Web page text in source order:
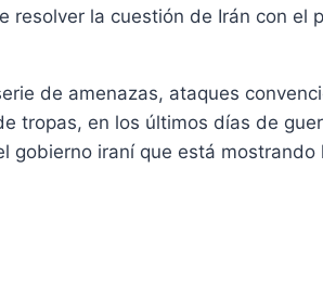
resolver la cuestión de Irán con el
de amenazas, ataques
tropas, en los últimos días de
iraní que está mostrando